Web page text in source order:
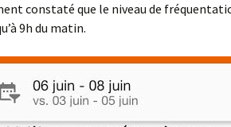
constaté que le niveau de
9h du matin.